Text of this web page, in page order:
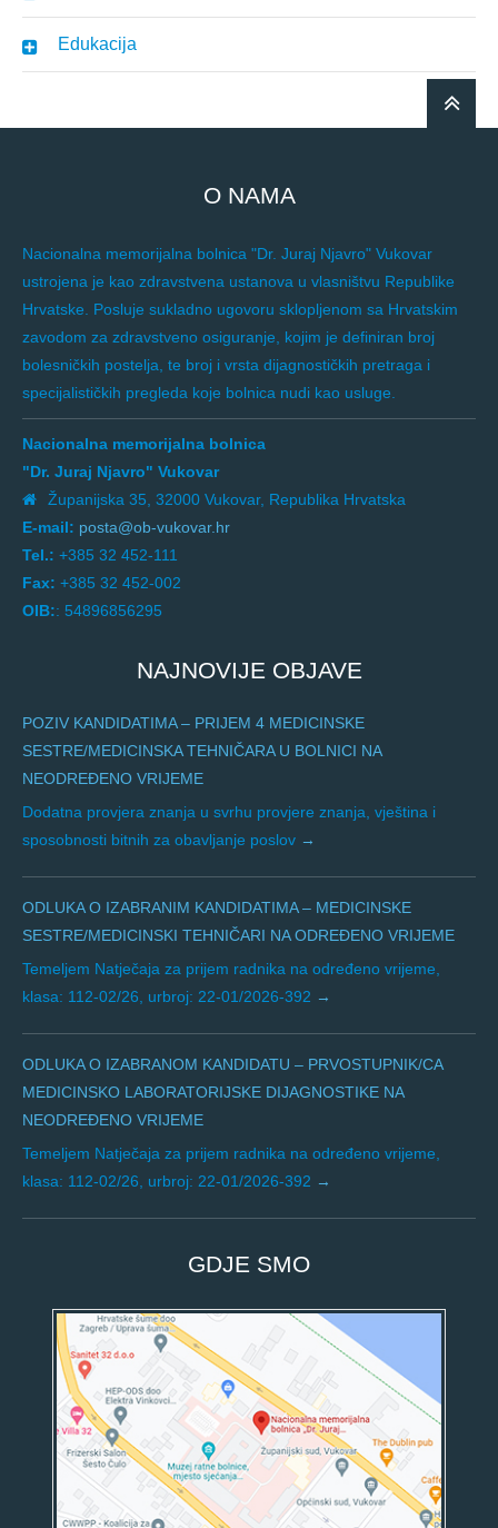
Edukacija
O NAMA
Nacionalna memorijalna bolnica "Dr. Juraj Njavro" Vukovar
ustrojena je kao zdravstvena ustanova u vlasništvu Republike
Hrvatske. Posluje sukladno ugovoru sklopljenom sa Hrvatskim
zavodom za zdravstveno osiguranje, kojim je definiran broj
bolesničkih postelja, te broj i vrsta dijagnostičkih pretraga i
specijalističkih pregleda koje bolnica nudi kao usluge.
Nacionalna memorijalna bolnica
"Dr. Juraj Njavro" Vukovar
Županijska 35, 32000 Vukovar, Republika Hrvatska
E-mail: posta@ob-vukovar.hr
Tel.: +385 32 452-111
Fax: +385 32 452-002
OIB:: 54896856295
NAJNOVIJE OBJAVE
POZIV KANDIDATIMA – PRIJEM 4 MEDICINSKE
SESTRE/MEDICINSKA TEHNIČARA U BOLNICI NA
NEODREĐENO VRIJEME
Dodatna provjera znanja u svrhu provjere znanja, vještina i
sposobnosti bitnih za obavljanje poslov
ODLUKA O IZABRANIM KANDIDATIMA – MEDICINSKE
SESTRE/MEDICINSKI TEHNIČARI NA ODREĐENO VRIJEME
Temeljem Natječaja za prijem radnika na određeno vrijeme,
klasa: 112-02/26, urbroj: 22-01/2026-392
ODLUKA O IZABRANOM KANDIDATU – PRVOSTUPNIK/CA
MEDICINSKO LABORATORIJSKE DIJAGNOSTIKE NA
NEODREĐENO VRIJEME
Temeljem Natječaja za prijem radnika na određeno vrijeme,
klasa: 112-02/26, urbroj: 22-01/2026-392
GDJE SMO